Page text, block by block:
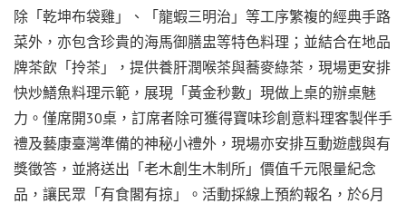
除「乾坤布袋雞」、「龍蝦三明治」等工序繁複的經典手路
菜外，亦包含珍貴的海馬御膳盅等特色料理；並結合在地品
牌茶飲「拎茶」，提供養肝潤喉茶與蕎麥綠茶，現場更安排
快炒鱔魚料理示範，展現「黃金秒數」現做上桌的辦桌魅
力。僅席開30桌，訂席者除可獲得寶味珍創意料理客製伴手
禮及藝康臺灣準備的神秘小禮外，現場亦安排互動遊戲與有
獎徵答，並將送出「老木創生木制所」價值千元限量紀念
品，讓民眾「有食閣有掠」。活動採線上預約報名，於6月